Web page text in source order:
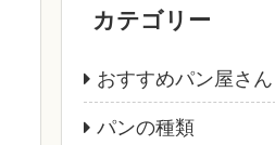
カテゴリー
おすすめパン屋さん
パンの種類